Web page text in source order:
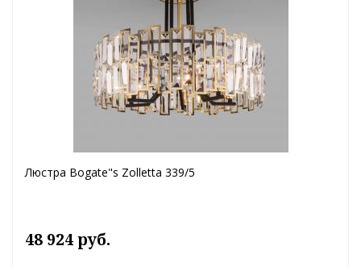
Люстра Bogate"s Zolletta 339/5
48 924 руб.